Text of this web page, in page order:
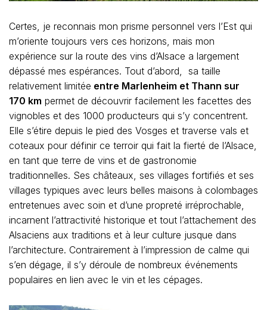
Certes, je reconnais mon prisme personnel vers l’Est qui
m’oriente toujours vers ces horizons, mais mon
expérience sur la route des vins d’Alsace a largement
dépassé mes espérances. Tout d’abord, sa taille
relativement limitée entre Marlenheim et Thann sur
170 km permet de découvrir facilement les facettes des
vignobles et des 1000 producteurs qui s’y concentrent.
Elle s’étire depuis le pied des Vosges et traverse vals et
coteaux pour définir ce terroir qui fait la fierté de l’Alsace,
en tant que terre de vins et de gastronomie
traditionnelles. Ses châteaux, ses villages fortifiés et ses
villages typiques avec leurs belles maisons à colombages
entretenues avec soin et d’une propreté irréprochable,
incarnent l’attractivité historique et tout l’attachement des
Alsaciens aux traditions et à leur culture jusque dans
l’architecture. Contrairement à l’impression de calme qui
s’en dégage, il s’y déroule de nombreux événements
populaires en lien avec le vin et les cépages.